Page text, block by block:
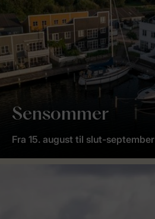
Sensommer
Fra 15. august til slut-september